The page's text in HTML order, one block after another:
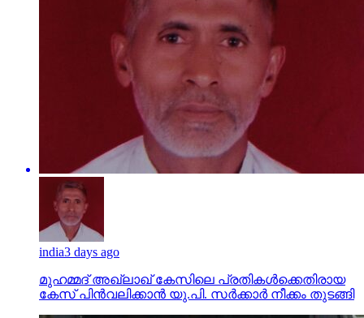
india3 days ago
മുഹമ്മദ് അഖ്‌ലാഖ് കേസിലെ പ്രതികള്‍ക്കെതിരായ
കേസ് പിന്‍വലിക്കാന്‍ യു.പി. സര്‍ക്കാര്‍ നീക്കം തുടങ്ങി